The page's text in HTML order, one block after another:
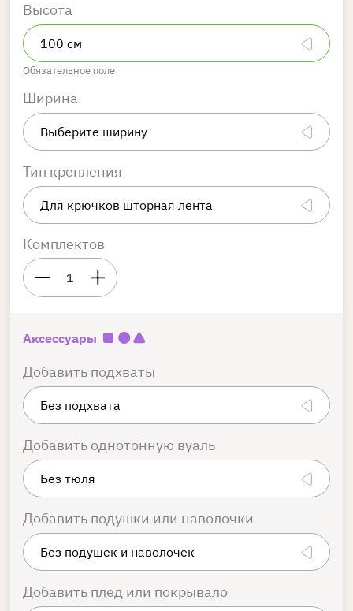
Высота
Обязательное поле
Ширина
Тип крепления
Комплектов
1
Аксессуары
Добавить подхваты
Добавить однотонную вуаль
Добавить подушки или наволочки
Добавить плед или покрывало